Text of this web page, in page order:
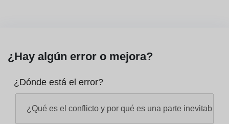
¿Hay algún error o mejora?
¿Dónde está el error?